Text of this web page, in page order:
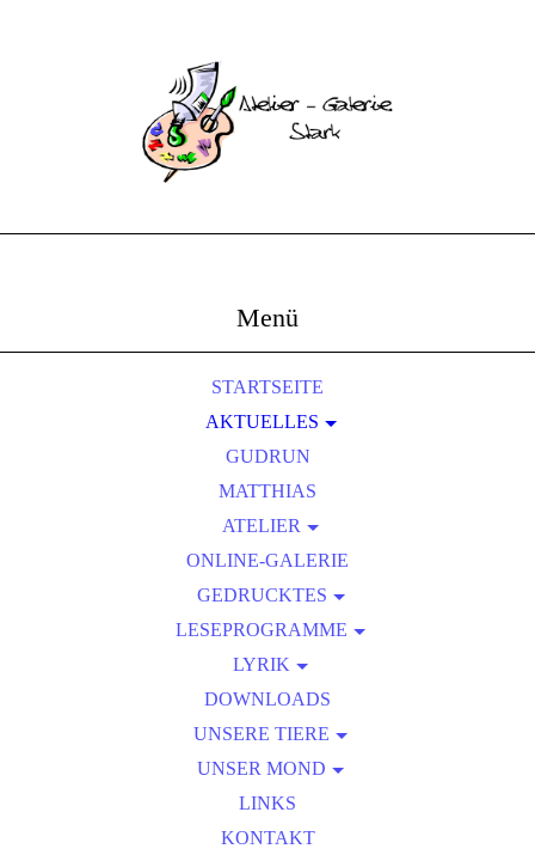
Menü
STARTSEITE
AKTUELLES
AUSSTELLUNGEN
FOTOS UND BERICHTE
GUDRUN
MATTHIAS
ATELIER
ZEICHENZIRKEL
ONLINE-GALERIE
GEDRUCKTES
KALENDER
LESEPROGRAMME
ONLINE-LESUNGEN
LYRIK
FOTOHAIKU/FOTOLYRIK
DOWNLOADS
UNSERE TIERE
WILDTIERBEOBACHTUNGEN
UNSER MOND
MOND AKTUELL
LINKS
KONTAKT